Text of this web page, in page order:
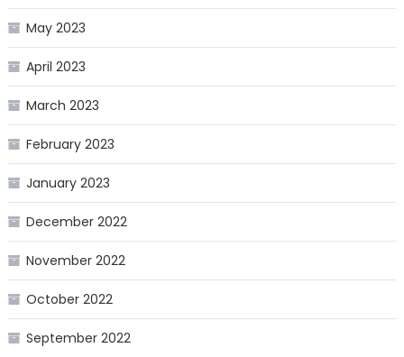
May 2023
April 2023
March 2023
February 2023
January 2023
December 2022
November 2022
October 2022
September 2022